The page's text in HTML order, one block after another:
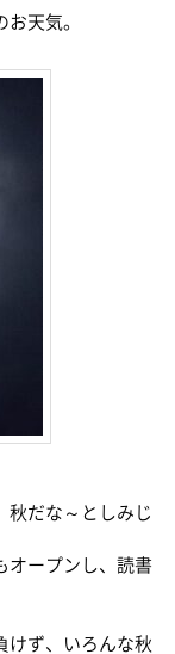
天気。
秋だな～としみじ
オープンし、読書
けず、いろんな秋